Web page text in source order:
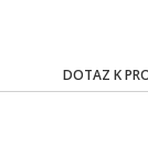
DOTAZ K